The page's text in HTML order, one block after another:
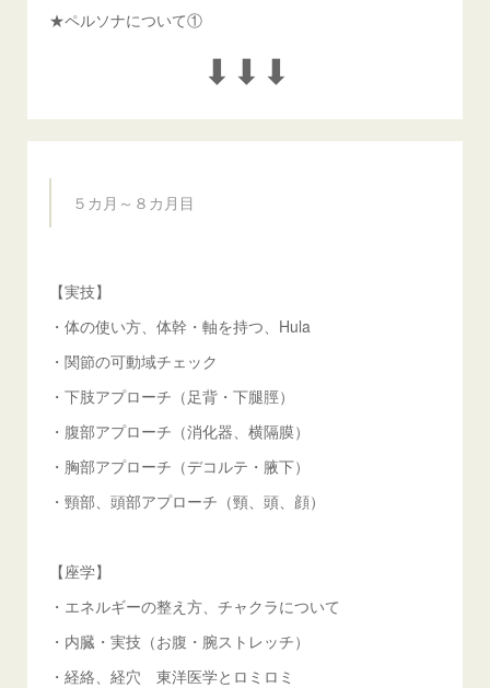
★ペルソナについて①
⬇︎⬇︎⬇︎
５カ月～８カ月目
【実技】
・体の使い方、体幹・軸を持つ、Hula
・関節の可動域チェック
・下肢アプローチ（足背・下腿脛）
・腹部アプローチ（消化器、横隔膜）
・胸部アプローチ（デコルテ・腋下）
・頸部、頭部アプローチ（頸、頭、顔）
【座学】
・エネルギーの整え方、チャクラについて
・内臓・実技（お腹・腕ストレッチ）
・経絡、経穴 東洋医学とロミロミ